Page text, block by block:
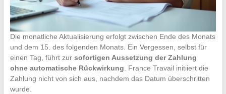
Die monatliche Aktualisierung erfolgt zwischen Ende des Monats
und dem 15. des folgenden Monats. Ein Vergessen, selbst für
einen Tag, führt zur sofortigen Aussetzung der Zahlung
ohne automatische Rückwirkung. France Travail initiiert die
Zahlung nicht von sich aus, nachdem das Datum überschritten
wurde.